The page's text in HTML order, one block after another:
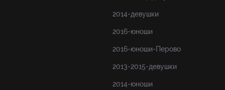
2014-девушки
2016-юноши
2016-юноши-Перово
2013-2015-девушки
2014-юноши